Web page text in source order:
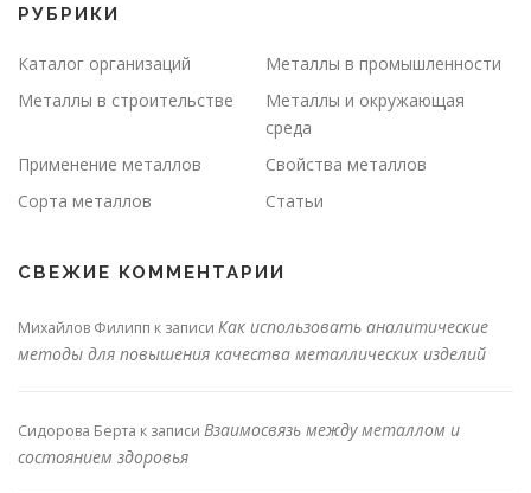
РУБРИКИ
Каталог организаций
Металлы в промышленности
Металлы в строительстве
Металлы и окружающая
среда
Применение металлов
Свойства металлов
Сорта металлов
Статьи
СВЕЖИЕ КОММЕНТАРИИ
Михайлов Филипп к записи Как использовать аналитические
методы для повышения качества металлических изделий
Сидорова Берта к записи Взаимосвязь между металлом и
состоянием здоровья